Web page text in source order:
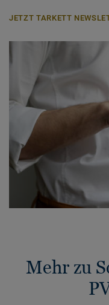
JETZT TARKETT
Mehr zu